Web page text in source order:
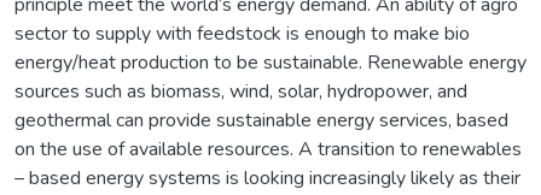
sector to supply with feedstock is enough to make bio
energy/heat production to be sustainable. Renewable energy
sources such as biomass, wind, solar, hydropower, and
geothermal can provide sustainable energy services, based
on the use of available resources. A transition to renewables
– based energy systems is looking increasingly likely as their